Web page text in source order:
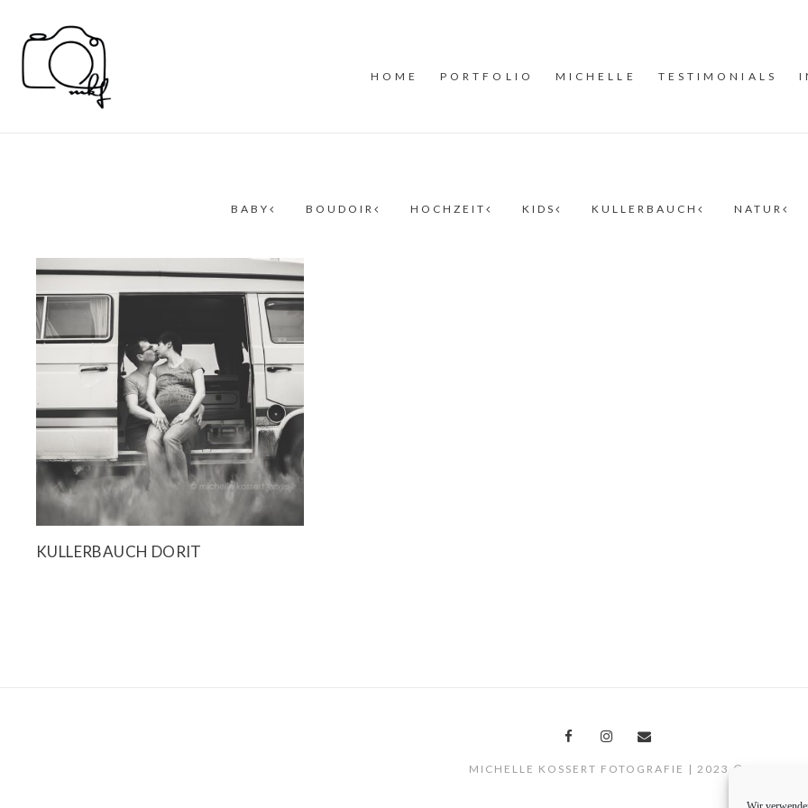
HOME PORTFOLIO MICHELLE TESTIMONIALS
BABY BOUDOIR HOCHZEIT KIDS KULLERBAUCH NATUR
KULLERBAUCH DORIT
MICHELLE KOSSERT FOTOGRAFIE | 2023 ©